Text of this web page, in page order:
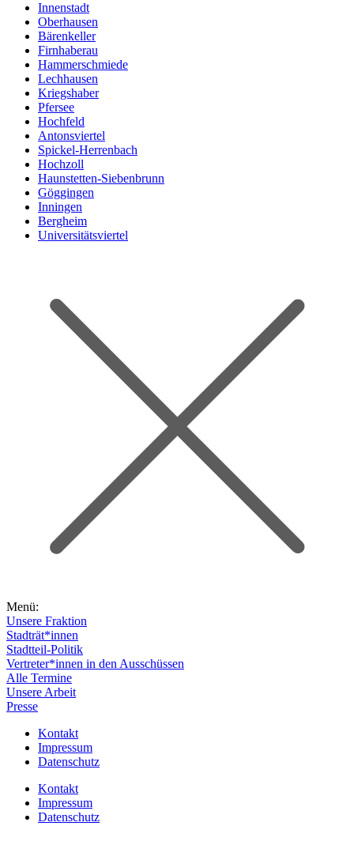
Innenstadt
Oberhausen
Bärenkeller
Firnhaberau
Hammerschmiede
Lechhausen
Kriegshaber
Pfersee
Hochfeld
Antonsviertel
Spickel-Herrenbach
Hochzoll
Haunstetten-Siebenbrunn
Göggingen
Inningen
Bergheim
Universitätsviertel
Menü:
Unsere Fraktion
Stadträt*innen
Stadtteil-Politik
Vertreter*innen in den Ausschüssen
Alle Termine
Unsere Arbeit
Presse
Kontakt
Impressum
Datenschutz
Kontakt
Impressum
Datenschutz